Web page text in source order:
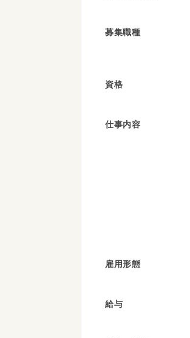
募集職種
資格
仕事内容
雇用形態
給与